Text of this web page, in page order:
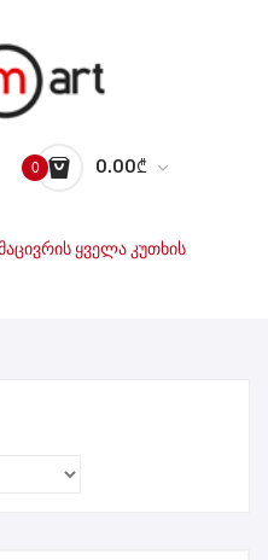
0 0.00₾
cart.
ყველა კუთხის